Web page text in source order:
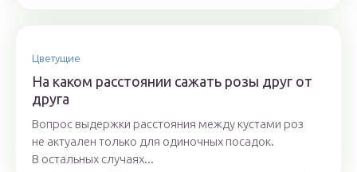
Цветущие
На каком расстоянии сажать розы друг от
друга
Вопрос выдержки расстояния между кустами роз
не актуален только для одиночных посадок.
В остальных случаях...